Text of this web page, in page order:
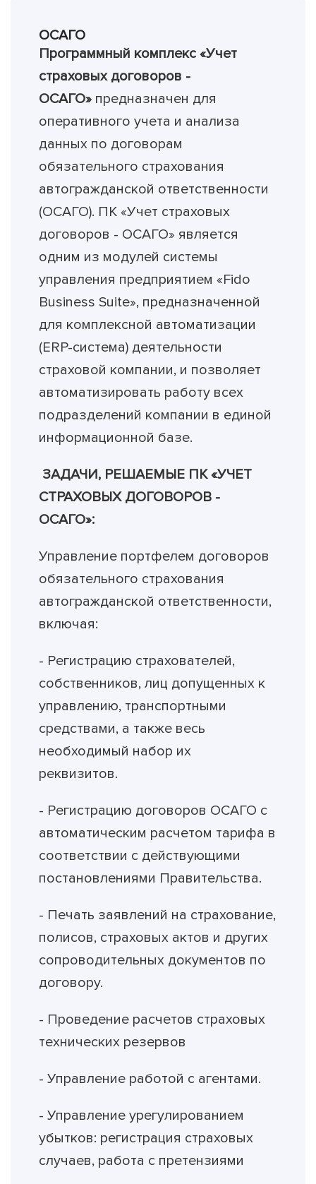
ОСАГО
Программный комплекс «Учет
страховых договоров -
ОСАГО» предназначен для
оперативного учета и анализа
данных по договорам
обязательного страхования
автогражданской ответственности
(ОСАГО). ПK «Учет страховых
договоров - ОСАГО» является
одним из модулей системы
управления предприятием «Fido
Business Suite», предназначенной
для комплексной автоматизации
(ERP-система) деятельности
страховой компании, и позволяет
автоматизировать работу всех
подразделений компании в единой
информационной базе.
ЗАДАЧИ, РЕШАЕМЫЕ ПК «УЧЕТ
СТРАХОВЫХ ДОГОВОРОВ -
ОСАГО»:
Управление портфелем договоров
обязательного страхования
автогражданской ответственности,
включая:
- Регистрацию страхователей,
собственников, лиц допущенных к
управлению, транспортными
средствами, а также весь
необходимый набор их
реквизитов.
- Регистрацию договоров ОСАГО с
автоматическим расчетом тарифа в
соответствии с действующими
постановлениями Правительства.
- Печать заявлений на страхование,
полисов, страховых актов и других
сопроводительных документов по
договору.
- Проведение расчетов страховых
технических резервов
- Управление работой с агентами.
- Управление урегулированием
убытков: регистрация страховых
случаев, работа с претензиями